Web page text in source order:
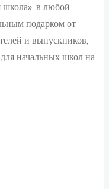
школа», в любой
подарком от
и выпускников,
начальных школ на